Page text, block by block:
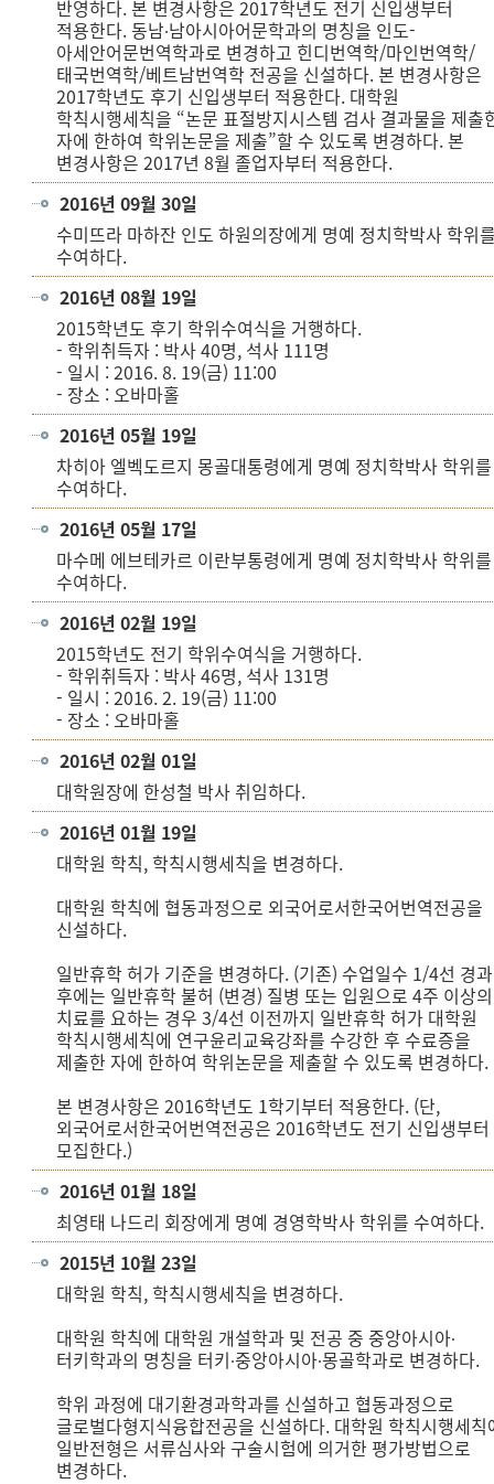
반영하다. 본 변경사항은 2017학년도 전기 신입생부터
적용한다. 동남∙남아시아어문학과의 명칭을 인도-
아세안어문번역학과로 변경하고 힌디번역학/마인번역학/
태국번역학/베트남번역학 전공을 신설하다. 본 변경사항은
2017학년도 후기 신입생부터 적용한다. 대학원
학칙시행세칙을 “논문 표절방지시스템 검사 결과물을 제출
자에 한하여 학위논문을 제출”할 수 있도록 변경하다. 본
변경사항은 2017년 8월 졸업자부터 적용한다.
2016년 09월 30일
수미뜨라 마하잔 인도 하원의장에게 명예 정치학박사 학위
수여하다.
2016년 08월 19일
2015학년도 후기 학위수여식을 거행하다.
- 학위취득자 : 박사 40명, 석사 111명
- 일시 : 2016. 8. 19(금) 11:00
- 장소 : 오바마홀
2016년 05월 19일
차히아 엘벡도르지 몽골대통령에게 명예 정치학박사 학위를
수여하다.
2016년 05월 17일
마수메 에브테카르 이란부통령에게 명예 정치학박사 학위를
수여하다.
2016년 02월 19일
2015학년도 전기 학위수여식을 거행하다.
- 학위취득자 : 박사 46명, 석사 131명
- 일시 : 2016. 2. 19(금) 11:00
- 장소 : 오바마홀
2016년 02월 01일
대학원장에 한성철 박사 취임하다.
2016년 01월 19일
대학원 학칙, 학칙시행세칙을 변경하다.
대학원 학칙에 협동과정으로 외국어로서한국어번역전공을
신설하다.
일반휴학 허가 기준을 변경하다. (기존) 수업일수 1/4선 경과
후에는 일반휴학 불허 (변경) 질병 또는 입원으로 4주 이상의
치료를 요하는 경우 3/4선 이전까지 일반휴학 허가 대학원
학칙시행세칙에 연구윤리교육강좌를 수강한 후 수료증을
제출한 자에 한하여 학위논문을 제출할 수 있도록 변경하다.
본 변경사항은 2016학년도 1학기부터 적용한다. (단,
외국어로서한국어번역전공은 2016학년도 전기 신입생부터
모집한다.)
2016년 01월 18일
최영태 나드리 회장에게 명예 경영학박사 학위를 수여하다.
2015년 10월 23일
대학원 학칙, 학칙시행세칙을 변경하다.
대학원 학칙에 대학원 개설학과 및 전공 중 중앙아시아∙
터키학과의 명칭을 터키∙중앙아시아∙몽골학과로 변경하다.
학위 과정에 대기환경과학과를 신설하고 협동과정으로
글로벌다형지식융합전공을 신설하다. 대학원 학칙시행세칙
일반전형은 서류심사와 구술시험에 의거한 평가방법으로
변경하다.